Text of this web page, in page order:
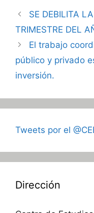
SE DEBILITA
TRIMESTRE DEL
El trabajo
público y privado
inversión.
Tweets por el
Dirección